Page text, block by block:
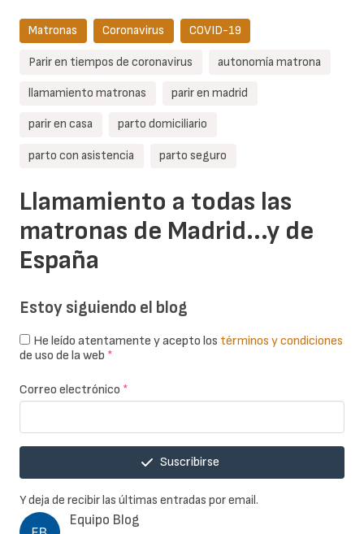
Equipo Blog
Llamamiento a todas las
matronas de Madrid...y de
España
Matronas Coronavirus COVID-19
Parir en tiempos de coronavirus autonomía matrona
llamamiento matronas parir en madrid
parir en casa parto domiciliario
parto con asistencia parto seguro
Estoy siguiendo el blog
He leído atentamente y acepto los términos y condiciones
de uso de la web *
Correo electrónico *
Suscribirse
Y deja de recibir las últimas entradas por email.